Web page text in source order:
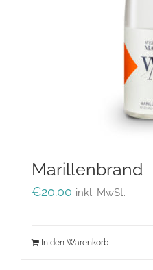
Marillenbrand
€20.00 inkl. MwSt.
In den Warenkorb